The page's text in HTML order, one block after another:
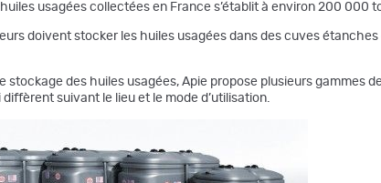
usagées collectées en France s’établit à environ 200 000
doivent stocker les huiles usagées dans des cuves étanches
stockage des huiles usagées, Apie propose plusieurs gammes
suivant le lieu et le mode d’utilisation.